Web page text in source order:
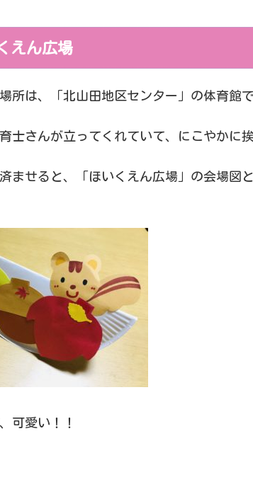
えん広場
所は、「北山田地区センター」の体育館で
士さんが立ってくれていて、にこやかに
ませると、「ほいくえん広場」の会場図
可愛い！！